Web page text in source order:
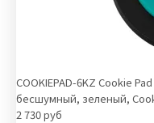
COOKIEPAD-6KZ Cookie
бесшумный, зеленый,
2 730 руб